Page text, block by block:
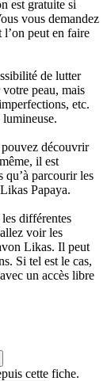
est gratuite si
vous demandez
peut en faire
de lutter
peau, mais
etc.
découvrir
il est
parcourir les
Papaya.
différentes
voir les
Likas. Il peut
Si tel est le cas,
un accès libre
cette fiche.